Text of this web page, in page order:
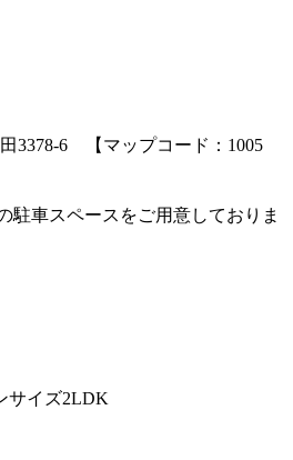
3378-6 【マップコード：1005
駐車スペースをご用意しておりま
サイズ2LDK